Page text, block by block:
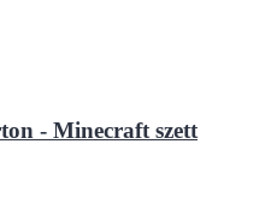
- Minecraft szett